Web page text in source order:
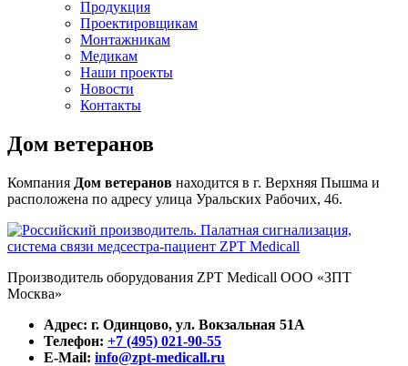
Продукция
Проектировщикам
Монтажникам
Медикам
Наши проекты
Новости
Контакты
Дом ветеранов
Компания Дом ветеранов находится в г. Верхняя Пышма и
расположена по адресу улица Уральских Рабочих, 46.
Производитель оборудования ZPT Medicall ООО «ЗПТ
Москва»
Адрес: г. Одинцово, ул. Вокзальная 51А
Телефон: +7 (495) 021-90-55
E-Mail: info@zpt-medicall.ru